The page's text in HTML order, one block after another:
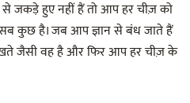
जकड़े हुए नहीं हैं तो आप हर चीज़ को
कुछ है। जब आप ज्ञान से बंध जाते हैं
जैसी वह है और फिर आप हर चीज़ के